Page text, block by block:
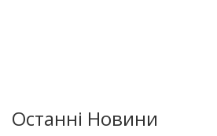
Останні Новини